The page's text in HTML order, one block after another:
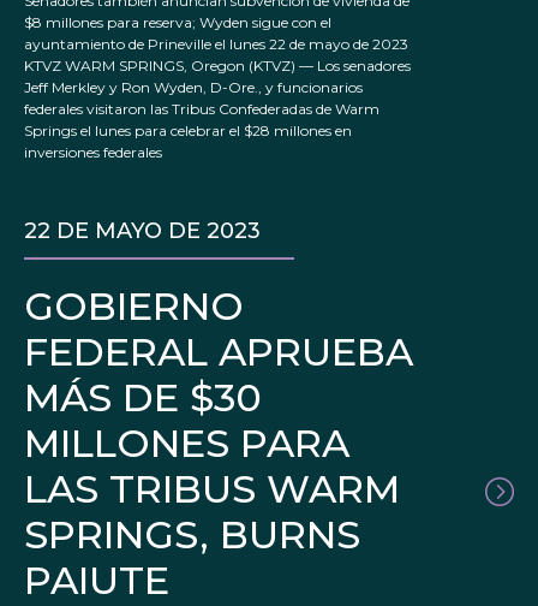
$8 millones para reserva; Wyden sigue con el
ayuntamiento de Prineville el lunes 22 de mayo de 2023
KTVZ WARM SPRINGS, Oregon (KTVZ) — Los senadores
Jeff Merkley y Ron Wyden, D-Ore., y funcionarios
federales visitaron las Tribus Confederadas de Warm
Springs el lunes para celebrar el $28 millones en
inversiones federales
GOBIERNO
FEDERAL APRUEBA
MÁS DE $30
MILLONES PARA
LAS TRIBUS WARM
SPRINGS, BURNS
PAIUTE
22 DE MAYO DE 2023